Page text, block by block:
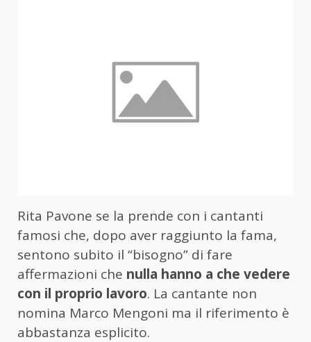
Rita Pavone se la prende con i cantanti
famosi che, dopo aver raggiunto la fama,
sentono subito il “bisogno” di fare
affermazioni che nulla hanno a che vedere
con il proprio lavoro. La cantante non
nomina Marco Mengoni ma il riferimento è
abbastanza esplicito.